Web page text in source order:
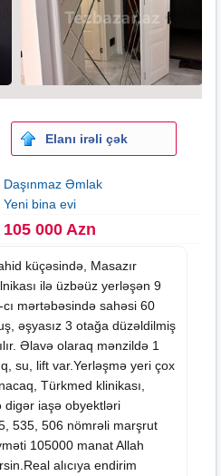
Elanı irəli çək
Daşınmaz Əmlak
Yeni bina evi
105 000 Azn
küçəsində, Masazır
ilə üzbəüz yerləşən 9
mərtəbəsində sahəsi 60
əşyasız 3 otağa düzəldilmiş
Əlavə olaraq mənzildə 1
su, lift var.Yerləşmə yeri çox
Türkmed klinikası,
digər iaşə obyektləri
535, 506 nömrəli marşrut
105000 manat Allah
alıcıya endirim